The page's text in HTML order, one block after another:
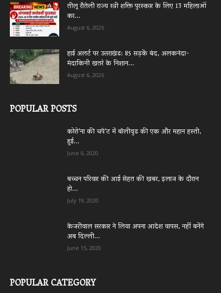
तीलू रौतेली राज्य स्त्री शक्ति पुरस्कार के लिए 13 महिलाओं
का...
August 6, 2026
हाई अलर्ट पर उत्तराखंड: 85 सड़कें बंद, अलकनंदा-
मंदाकिनी खतरे के निशान...
August 6, 2026
POPULAR POSTS
कोरो’ना की चपे’ट में बॉलीवुड की एक और महान हस्ती,
हुई...
June 6, 2020
बच्चन परिवार की आई सेहत की खबर, इलाज के दौरान
हो...
July 19, 2020
केजरीवाल सरकार ने लिया अपना आदेश वापस, नहीं बनेंगे
अब दिल्ली...
June 15, 2020
POPULAR CATEGORY